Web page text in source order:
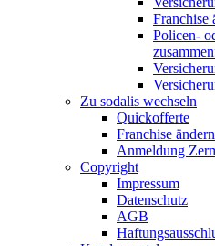
Franchise
Policen-
Zu sodalis wechseln
Quickofferte
Franchise ändern
Anmeldung
Copyright
Impressum
Datenschutz
AGB